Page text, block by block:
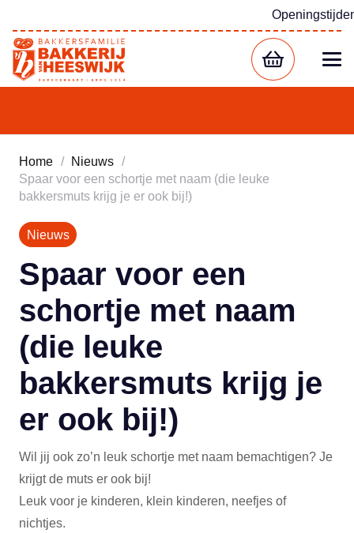
Home / Nieuws /
Spaar voor een schortje met naam (die leuke
bakkersmuts krijg je er ook bij!)
Nieuws
Spaar voor een
schortje met naam
(die leuke
bakkersmuts krijg je
er ook bij!)
Wil jij ook zo’n leuk schortje met naam bemachtigen? Je
krijgt de muts er ook bij!
Leuk voor je kinderen, klein kinderen, neefjes of
nichtjes.